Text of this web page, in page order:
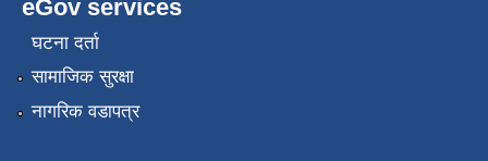
eGov services
घटना दर्ता
सामाजिक सुरक्षा
नागरिक वडापत्र